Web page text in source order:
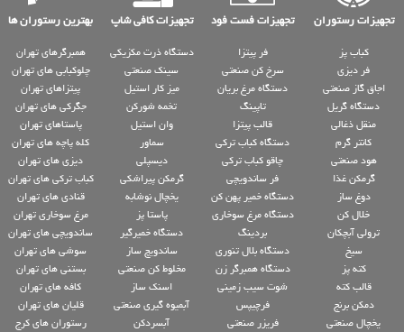
تجهیزات رستوران تجهیزات فست فود تجهیزات کافی شاپ بهترین رستوران ها
کباب پز
فر دیزی
اجاق گاز صنعتی
دستگاه گریل
منقل ذغالی
کانتر گرم
هود صنعتی
گرمکن غذا
دوغ ساز
خلال کن
ترولی آبچکان
سیخ
کته پز
قالب کته
دمکن برنج
یخچال صنعتی
فر پیتزا
سرخ کن صنعتی
دستگاه مرغ بریان
تاپینگ
قالب پیتزا
دستگاه کباب ترکی
چاقو کباب ترکی
فر ساندویچی
دستگاه خمیر پهن کن
دستگاه مرغ سوخاری
بردینگ
دستگاه بلال تنوری
دستگاه همبرگر زن
شوت سیب زمینی
فرچیپس
فریزر صنعتی
دستگاه ذرت مکزیکی
سینک صنعتی
میز کار استیل
تخمه شورکن
وان استیل
سماور
دیسپلی
گرمکن پیراشکی
یخچال نوشابه
پاستا پز
دستگاه خمیرگیر
ساندویچ ساز
مخلوط کن صنعتی
اسنک ساز
آبمیوه گیری صنعتی
آبسردکن
همبرگرهای تهران
چلوکبابی های تهران
پیتزاهای تهران
جگرکی های تهران
پاستاهای تهران
کله پاچه های تهران
دیزی های تهران
کباب ترکی های تهران
قنادی های تهران
مرغ سوخاری تهران
ساندویچی های تهران
سوشی های تهران
بستنی های تهران
کافه های تهران
قلیان های تهران
رستوران های کرج